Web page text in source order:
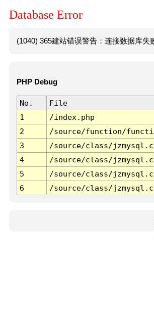
Database Error
(1040) 365建站错误警告：连接数据库失
PHP Debug
No. File
1
/index.php
2
/source/function/
3
/source/class/
4
/source/class/
5
/source/class/
6
/source/class/